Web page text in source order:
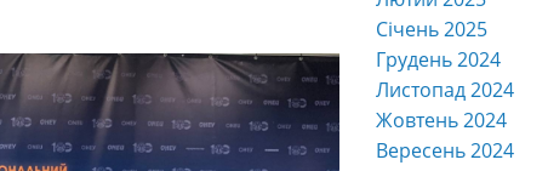
Січень 2025
Грудень 2024
Листопад 2024
Жовтень 2024
Вересень 2024